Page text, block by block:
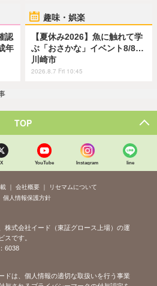
認
年
趣味・娯楽
【夏休み2026】魚に触れて学
ぶ「おさかな」イベント8/8…
川崎市
2026.8.7 Fri 10:45
TOP
X YouTube Instagram line
会社概要
リセマムについて
個人情報保護方針
株式会社イード（東証グロース上場）の運
スです。
6038
ドは、個人情報の適切な取扱いを行う事業